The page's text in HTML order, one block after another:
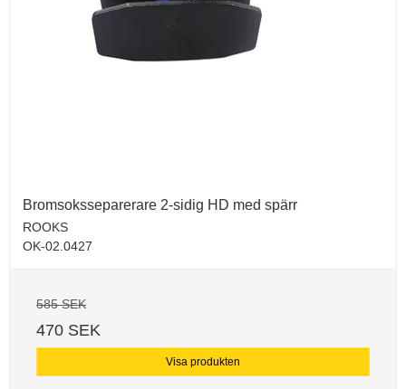
Bromsoksseparerare 2-sidig HD med spärr
ROOKS
OK-02.0427
585 SEK
470 SEK
Visa produkten